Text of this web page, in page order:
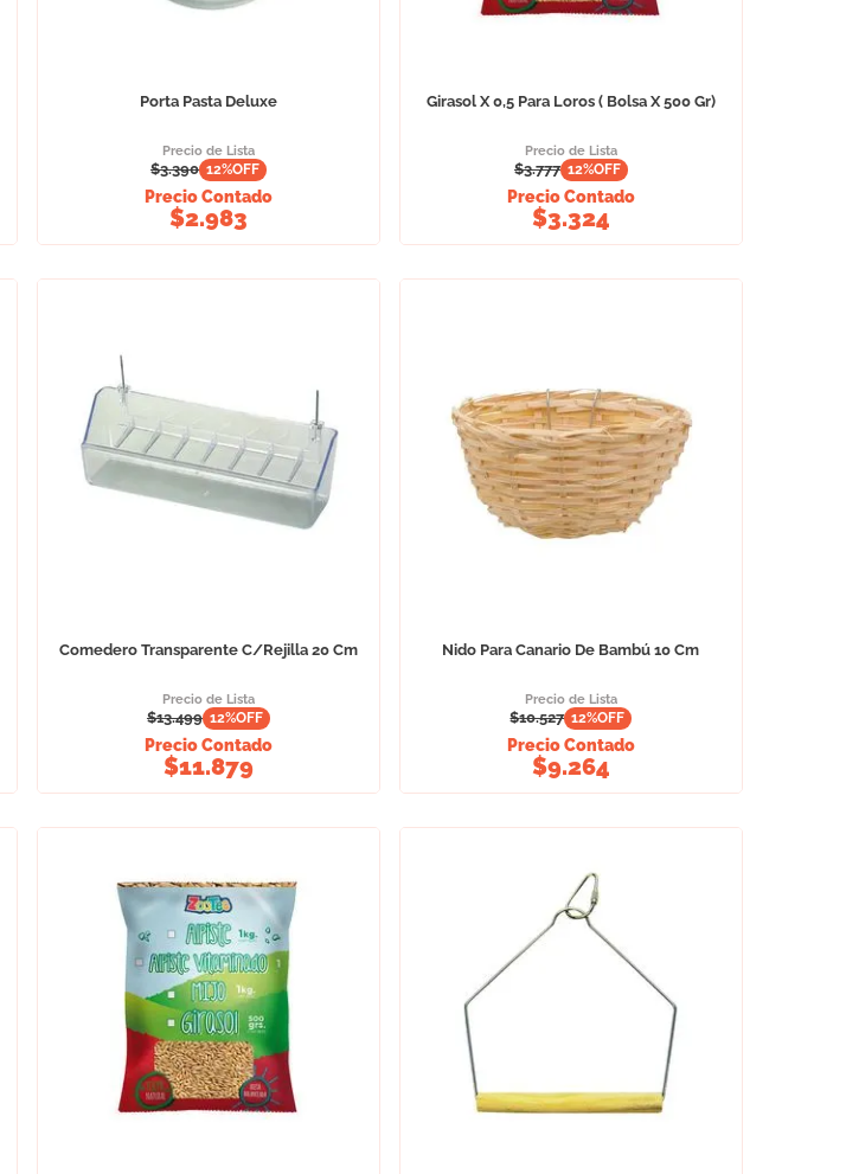
Porta Pasta Deluxe
Precio de Lista
$3.390 12%OFF
Precio Contado
$2.983
Girasol X 0,5 Para Loros ( Bolsa X 500 Gr)
Precio de Lista
$3.777 12%OFF
Precio Contado
$3.324
Comedero Transparente C/Rejilla 20 Cm
Precio de Lista
$13.499 12%OFF
Precio Contado
$11.879
Nido Para Canario De Bambú 10 Cm
Precio de Lista
$10.527 12%OFF
Precio Contado
$9.264